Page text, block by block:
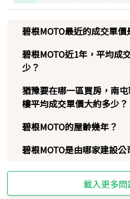
碧根MOTO最近的成交單價
碧根MOTO近1年，平均成
少？
猶豫要在哪一區買房，南
樓平均成交單價大約多少？
碧根MOTO的屋齡幾年？
碧根MOTO是由哪家建設公
載入更多問